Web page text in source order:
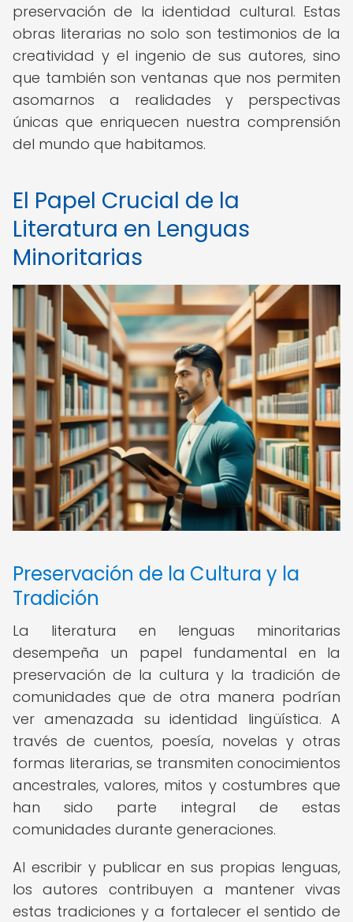
preservación de la identidad cultural. Estas
obras literarias no solo son testimonios de la
creatividad y el ingenio de sus autores, sino
que también son ventanas que nos permiten
asomarnos a realidades y perspectivas
únicas que enriquecen nuestra comprensión
del mundo que habitamos.
El Papel Crucial de la
Literatura en Lenguas
Minoritarias
Preservación de la Cultura y la
Tradición
La literatura en lenguas minoritarias
desempeña un papel fundamental en la
preservación de la cultura y la tradición de
comunidades que de otra manera podrían
ver amenazada su identidad lingüística. A
través de cuentos, poesía, novelas y otras
formas literarias, se transmiten conocimientos
ancestrales, valores, mitos y costumbres que
han sido parte integral de estas
comunidades durante generaciones.
Al escribir y publicar en sus propias lenguas,
los autores contribuyen a mantener vivas
estas tradiciones y a fortalecer el sentido de